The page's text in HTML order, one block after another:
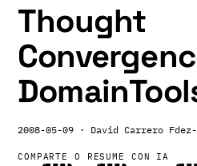
Thought
2008-05-09 · David Carrero
COMPARTE O RESUME CON IA